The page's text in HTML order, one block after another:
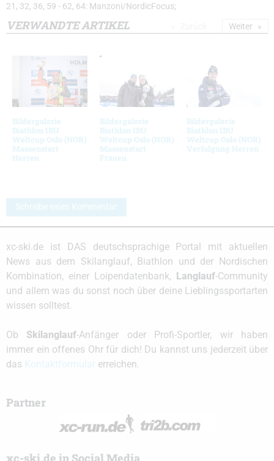
21, 32, 36, 59 - 62, 64: Manzoni/NordicFocus;
VERWANDTE ARTIKEL
Bildergalerie
Biathlon IBU
Weltcup Oslo (NOR)
Massenstart
Herren
Bildergalerie
Biathlon IBU
Weltcup Oslo (NOR)
Massenstart
Frauen
Bildergalerie
Biathlon IBU
Weltcup Oslo (NOR)
Verfolgung Herren
Weiter
Schreibe einen Kommentar
xc-ski.de ist DAS deutschsprachige Portal mit aktuellen
News aus dem Skilanglauf, Biathlon und der Nordischen
Kombination, einer Loipendatenbank,
Langlauf-Community
und allem was du sonst noch über deine Lieblingssportarten
wissen solltest.
Ob Skilanglauf-Anfänger oder Profi-Sportler, wir haben
immer ein offenes Ohr für dich! Du kannst uns jederzeit über
das
erreichen.
Partner